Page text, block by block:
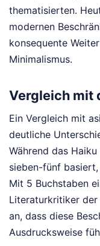
thematisierten.
modernen
konsequente
Minimalismus.
Vergleich mit
Ein Vergleich mit
deutliche
Während das
sieben-fünf
Mit 5 Buchstaben
Literaturkritiker
an, dass diese
Ausdrucksweise